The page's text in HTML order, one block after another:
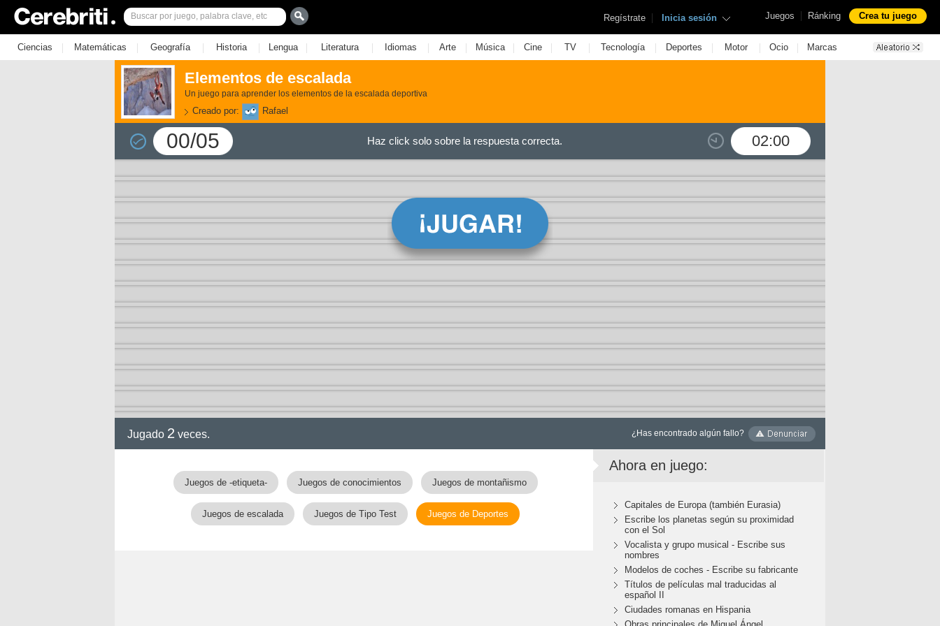
Juegos | Ránking Crea tu juego
Regístrate | Inicia sesión
Ciencias | Matemáticas | Geografía | Historia | Lengua | Literatura | Idiomas | Arte | Música | Cine | TV | Tecnología | Deportes | Motor | Ocio | Marcas
Elementos de escalada
Un juego para aprender los elementos de la escalada deportiva
Creado por: Rafael
00/05 02:00
Haz click solo sobre la respuesta correcta.
Jugado 2 veces. ¿Has encontrado algún fallo?
Juegos de -etiqueta- Juegos de conocimientos Juegos de montañismo
Juegos de escalada Juegos de Tipo Test Juegos de Deportes
Ahora en juego:
Capitales de Europa (también Eurasia)
Escribe los planetas según su proximidad
con el Sol
Vocalista y grupo musical - Escribe sus
nombres
Modelos de coches - Escribe su fabricante
Títulos de películas mal traducidas al
español II
Ciudades romanas en Hispania